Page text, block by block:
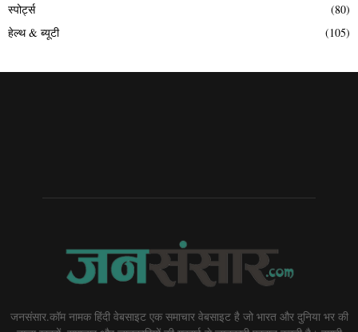
स्पोर्ट्स
(80)
हेल्थ & ब्यूटी
(105)
जनसंसार.कॉम नामक हिंदी वेबसाइट एक समाचार वेबसाइट है जो भारत और दुनिया भर की